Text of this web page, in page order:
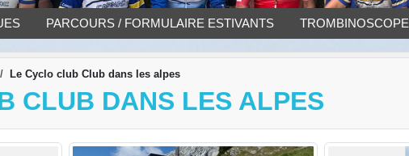
PARCOURS / FORMULAIRE ESTIVANTS TROMBINOSCOPE
Le Cyclo club Club dans les alpes
CLUB DANS LES ALPES